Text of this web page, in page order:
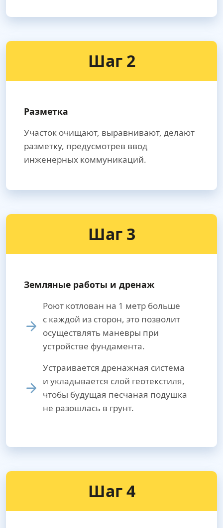
Шаг 2
Разметка
Участок очищают, выравнивают, делают
разметку, предусмотрев ввод
инженерных коммуникаций.
Шаг 3
Земляные работы и дренаж
Роют котлован на 1 метр больше
с каждой из сторон, это позволит
осуществлять маневры при
устройстве фундамента.
Устраивается дренажная система
и укладывается слой геотекстиля,
чтобы будущая песчаная подушка
не разошлась в грунт.
Шаг 4